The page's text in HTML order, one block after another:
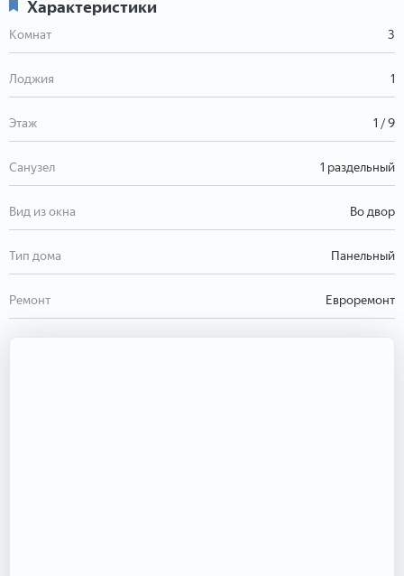
Характеристики
Комнат 3
Лоджия 1
Этаж 1 / 9
Санузел 1 раздельный
Вид из окна Во двор
Тип дома Панельный
Ремонт Евроремонт